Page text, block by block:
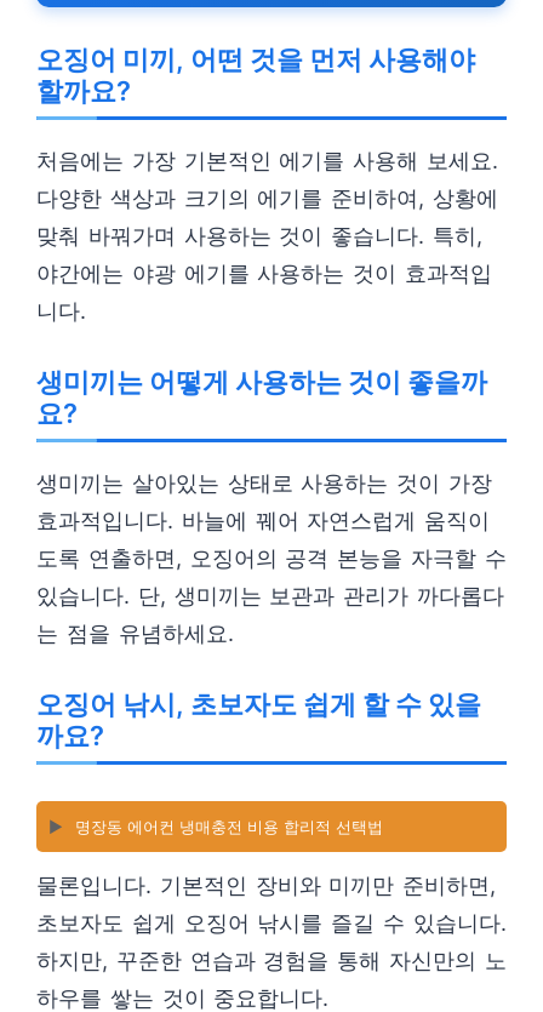
오징어 미끼, 어떤 것을 먼저 사용해야
할까요?
처음에는 가장 기본적인 에기를 사용해 보세요.
다양한 색상과 크기의 에기를 준비하여, 상황에
맞춰 바꿔가며 사용하는 것이 좋습니다. 특히,
야간에는 야광 에기를 사용하는 것이 효과적입
니다.
생미끼는 어떻게 사용하는 것이 좋을까
요?
생미끼는 살아있는 상태로 사용하는 것이 가장
효과적입니다. 바늘에 꿰어 자연스럽게 움직이
도록 연출하면, 오징어의 공격 본능을 자극할 수
있습니다. 단, 생미끼는 보관과 관리가 까다롭다
는 점을 유념하세요.
오징어 낚시, 초보자도 쉽게 할 수 있을
까요?
▶️ 명장동 에어컨 냉매충전 비용 합리적 선택법
물론입니다. 기본적인 장비와 미끼만 준비하면,
초보자도 쉽게 오징어 낚시를 즐길 수 있습니다.
하지만, 꾸준한 연습과 경험을 통해 자신만의 노
하우를 쌓는 것이 중요합니다.